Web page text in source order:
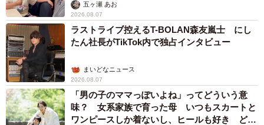
五ヶ瀬 あお
2026.08.07
ラストライブ控えるT-BOLAN森友嵐士 にし
たん社長がTikTok内で独占インタビュー
まいどなニュース
2026.08.07
「男の子のママっぽいよね」ってどういう意
味？ 女系家族で育った母 いつもスカートと
ワンピースしか着ないし、ヒールも好き どの